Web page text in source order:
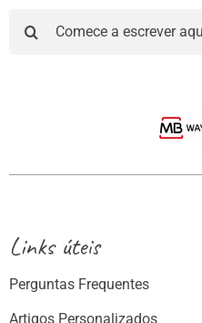
Links úteis
Perguntas Frequentes
Artigos Personalizados